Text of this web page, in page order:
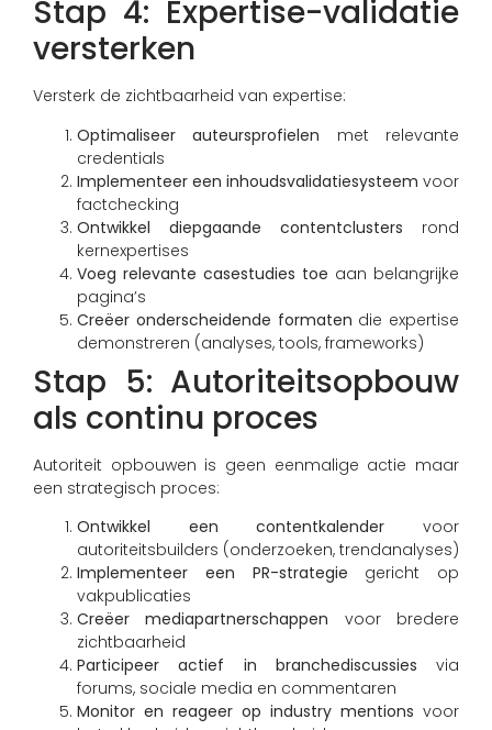
Stap 4: Expertise-validatie
versterken
Versterk de zichtbaarheid van expertise:
Optimaliseer auteursprofielen met relevante
credentials
Implementeer een inhoudsvalidatiesysteem voor
factchecking
Ontwikkel diepgaande contentclusters rond
kernexpertises
Voeg relevante casestudies toe aan belangrijke
pagina’s
Creëer onderscheidende formaten die expertise
demonstreren (analyses, tools, frameworks)
Stap 5: Autoriteitsopbouw
als continu proces
Autoriteit opbouwen is geen eenmalige actie maar
een strategisch proces:
Ontwikkel een contentkalender voor
autoriteitsbuilders (onderzoeken, trendanalyses)
Implementeer een PR-strategie gericht op
vakpublicaties
Creëer mediapartnerschappen voor bredere
zichtbaarheid
Participeer actief in branchediscussies via
forums, sociale media en commentaren
Monitor en reageer op industry mentions voor